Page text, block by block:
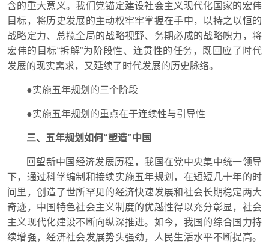
含的重大意义。我们党锚定建设社会主义现代化国家的宏伟
目标，将历史发展的主动权牢牢掌握在手中，以持之以恒的
战略定力、总揽全局的战略视野、务期必成的战略魄力，将
宏伟的目标“拆解”为阶段性、连贯性的任务，既回应了时代
发展的现实需求，又延续了时代发展的历史脉络。
●实施五年规划的三个阶段
●实施五年规划的重点在于连续性与引导性
三、五年规划如何“塑造”中国
回望新中国经济发展历程，我国在党中央集中统一领导
下，通过科学编制和接续实施五年规划，在短短几十年的时
间里，创造了世所罕见的经济快速发展和社会长期稳定两大
奇迹，中国特色社会主义制度的优越性得以充分彰显，社会
主义现代化建设不断向纵深推进。如今，我国的综合国力持
续增强，经济社会发展势头强劲，人民生活水平不断提高。